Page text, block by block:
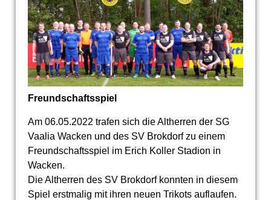
Freundschaftsspiel
Am 06.05.2022 trafen sich die Altherren der SG
Vaalia Wacken und des SV Brokdorf zu einem
Freundschaftsspiel im Erich Koller Stadion in
Wacken.
Die Altherren des SV Brokdorf konnten in diesem
Spiel erstmalig mit ihren neuen Trikots auflaufen.